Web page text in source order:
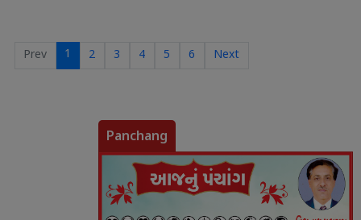
Prev 1 2 3 4 5 6 Next
Panchang